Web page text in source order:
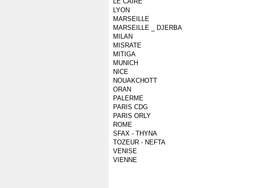
LYON
MARSEILLE
MARSEILLE _ DJERBA
MILAN
MISRATE
MITIGA
MUNICH
NICE
NOUAKCHOTT
ORAN
PALERME
PARIS CDG
PARIS ORLY
ROME
SFAX - THYNA
TOZEUR - NEFTA
VENISE
VIENNE